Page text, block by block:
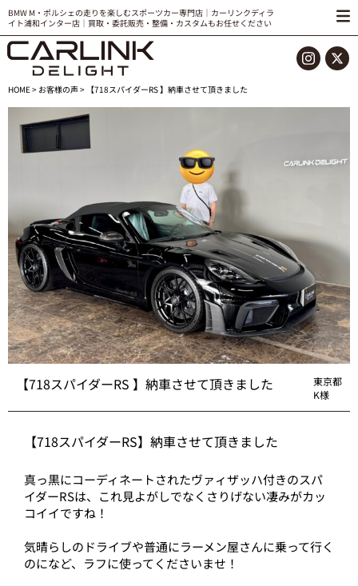
BMW M・ポルシェの走りを楽しむスポーツカー専門店｜カーリンクディラ
イト浦和インター店｜買取・委託販売・整備・カスタムもお任せください
HOME> お客様の声> 【718スパイダーRS 】納車させて頂きました
【718スパイダーRS 】納車させて頂きました
東京都
K様
【718スパイダーRS】納車させて頂きました
真っ黒にコーディネートされたヴァィザッハ付きのスパ
イダーRSは、これ見よがしでなくさりげない凄みがカッ
コイイですね！
気晴らしのドライブや普通にラーメン屋さんに乗って行く
のになど、ラフに使ってくださいませ！